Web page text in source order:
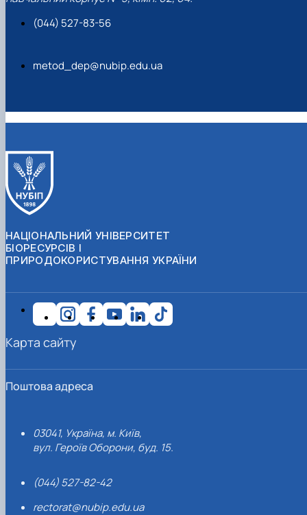
(044) 527-83-56
metod_dep@nubip.edu.ua
НАЦІОНАЛЬНИЙ УНІВЕРСИТЕТ
БІОРЕСУРСІВ І
ПРИРОДОКОРИСТУВАННЯ УКРАЇНИ
Поштова адреса
03041, Україна, м. Київ,
вул. Героїв Оборони, буд. 15.
(044) 527-82-42
rectorat@nubip.edu.ua
Карта сайту